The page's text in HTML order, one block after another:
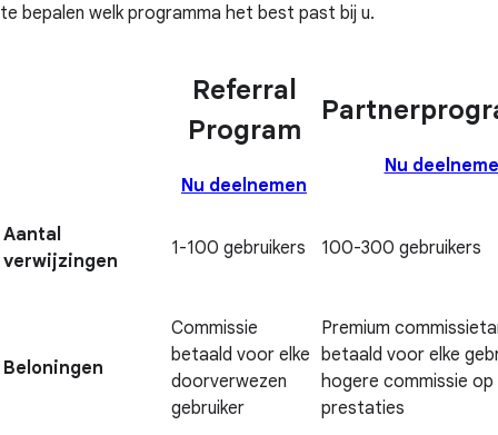
te bepalen welk programma het best past bij u.
Referral
Program
Nu deelnemen
Nu
Aantal
verwijzingen
1-100 gebruikers 100-300 gebruikers
Beloningen
Commissie
betaald voor elke
doorverwezen
gebruiker
Premium
betaald voor elke
hogere commissie op
prestaties